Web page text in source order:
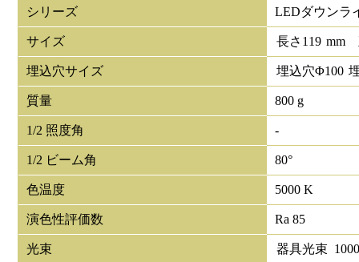
シリーズ LEDダウンラ
サイズ 長さ 119 mm
埋込穴サイズ 埋込穴Φ100
質量 800 g
1/2 照度角 -
1/2 ビーム角 80°
色温度 5000 K
演色性評価数 Ra 85
光束 器具光束